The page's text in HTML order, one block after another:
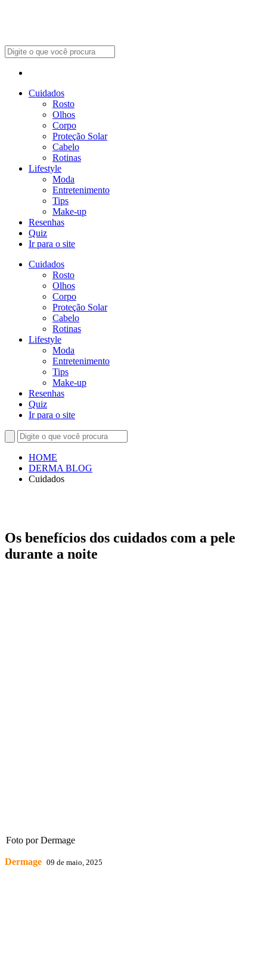
Cuidados
Rosto
Olhos
Corpo
Proteção Solar
Cabelo
Rotinas
Lifestyle
Moda
Entretenimento
Tips
Make-up
Resenhas
Quiz
Ir para o site
Cuidados
Rosto
Olhos
Corpo
Proteção Solar
Cabelo
Rotinas
Lifestyle
Moda
Entretenimento
Tips
Make-up
Resenhas
Quiz
Ir para o site
HOME
DERMA BLOG
Cuidados
Os benefícios dos cuidados com a pele
durante a noite
Foto por Dermage
Dermage 09 de maio, 2025